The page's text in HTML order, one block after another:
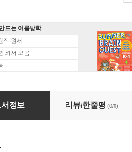
드는 여름방학
작 원서
외서 모음
and the Wolf: Lessons from
서정보 리뷰/한줄평 (0/0)